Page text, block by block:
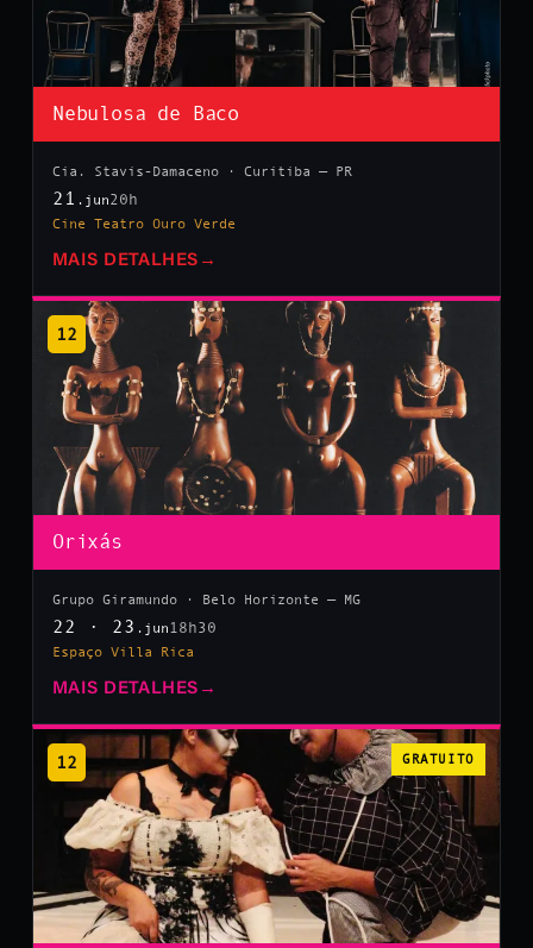
Nebulosa de Baco
Cia. Stavis-Damaceno · Curitiba — PR
21 .jun20h
Cine Teatro Ouro Verde
MAIS DETALHES →
12
Orixás
Grupo Giramundo · Belo Horizonte — MG
22 · 23 .jun 18h30
Espaço Villa Rica
MAIS DETALHES →
12 GRATUITO